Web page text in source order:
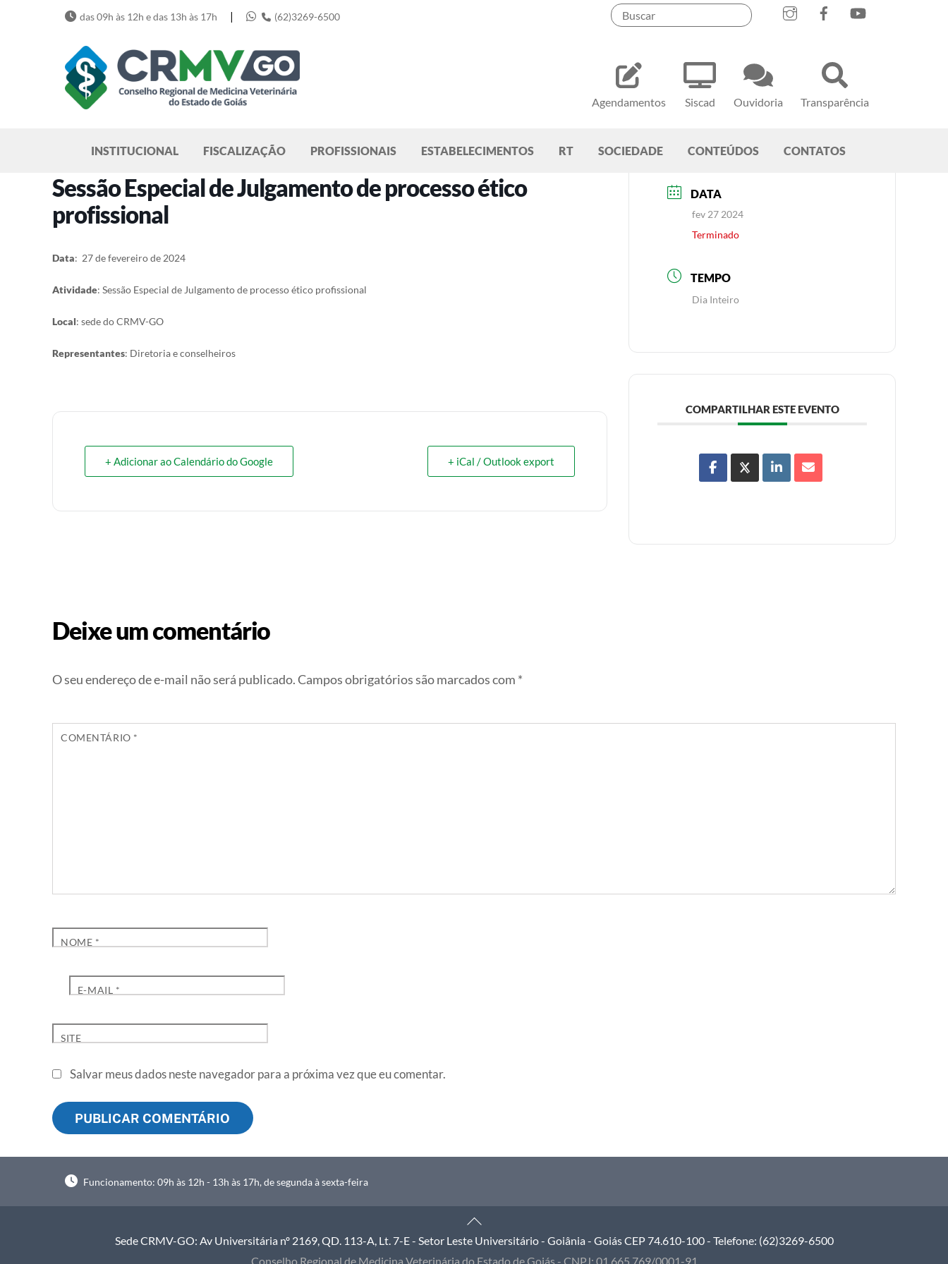
Agendamentos Siscad Ouvidoria Transparência
das 09h às 12h e das 13h às 17h | (62)3269-6500
INSTITUCIONAL FISCALIZAÇÃO PROFISSIONAIS ESTABELECIMENTOS RT SOCIEDADE CONTEÚDOS CONTATOS
Sessão Especial de Julgamento de processo ético
profissional
Data: 27 de fevereiro de 2024
Atividade: Sessão Especial de Julgamento de processo ético profissional
Local: sede do CRMV-GO
Representantes: Diretoria e conselheiros
+ Adicionar ao Calendário do Google + iCal / Outlook export
DATA
fev 27 2024
Terminado
TEMPO
Dia Inteiro
COMPARTILHAR ESTE EVENTO
Deixe um comentário
O seu endereço de e-mail não será publicado.Campos obrigatórios são marcados com *
COMENTÁRIO *
NOME *
E-MAIL *
SITE
Salvar meus dados neste navegador para a próxima vez que eu comentar.
Funcionamento: 09h às 12h - 13h às 17h, de segunda à sexta-feira
Back
To
Top
Sede CRMV-GO: Av Universitária nº 2169, QD. 113-A, Lt. 7-E - Setor Leste Universitário - Goiânia - Goiás CEP 74.610-100 - Telefone: (62)3269-6500
Conselho Regional de Medicina Veterinária do Estado de Goiás - CNPJ: 01.665.769/0001-91